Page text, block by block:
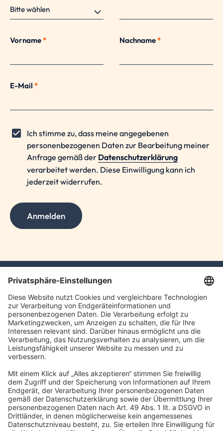
Vorname* Nachname*
E-Mail *
Ich stimme zu, dass meine angegebenen
personenbezogenen Daten zur Bearbeitung meiner
Anfrage gemäß der Datenschutzerklärung
verarbeitet werden. Diese Einwilligung kann ich
jederzeit widerrufen.
Anmelden
TAXFBA GmbH
Gasstraße 18, Haus 6a
22761 Hamburg
info@taxfba.de
Impressum
Datenschutz